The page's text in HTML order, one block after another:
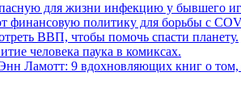
для жизни инфекцию у бывшего
финансовую политику для борьбы с
ВВП, чтобы помочь спасти планету.
человека паука в комиксах.
Ламотт: 9 вдохновляющих книг о том,